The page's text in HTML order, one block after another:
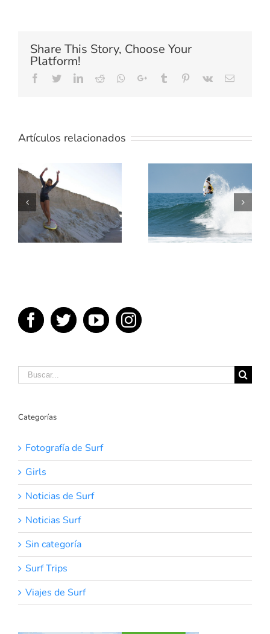
Share This Story, Choose Your
Platform!
Facebook
TwitterLinkedIn
Reddit Whatsapp
Google+Tumblr Pinterest
Vk Email
Artículos relacionados
5 MEJORES
PELICULAS
DE SURF
TE
ENSEÑAMOS
UN POCO
SOBRE
TÉRMINOS
Buscar:
Categorías
Fotografía de Surf
Girls
Noticias de Surf
Noticias Surf
Sin categoría
Surf Trips
Viajes de Surf